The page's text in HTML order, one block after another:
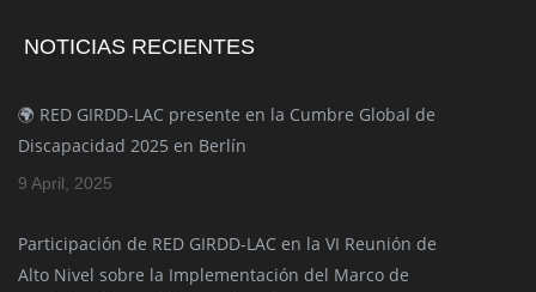
NOTICIAS RECIENTES
🌍 RED GIRDD-LAC presente en la Cumbre Global de
Discapacidad 2025 en Berlín
9 April, 2025
Participación de RED GIRDD-LAC en la VI Reunión de
Alto Nivel sobre la Implementación del Marco de